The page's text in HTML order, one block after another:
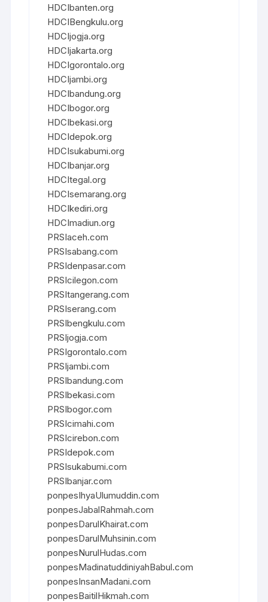
HDCIbanten.org
HDCIBengkulu.org
HDCIjogja.org
HDCIjakarta.org
HDCIgorontalo.org
HDCIjambi.org
HDCIbandung.org
HDCIbogor.org
HDCIbekasi.org
HDCIdepok.org
HDCIsukabumi.org
HDCIbanjar.org
HDCItegal.org
HDCIsemarang.org
HDCIkediri.org
HDCImadiun.org
PRSIaceh.com
PRSIsabang.com
PRSIdenpasar.com
PRSIcilegon.com
PRSItangerang.com
PRSIserang.com
PRSIbengkulu.com
PRSIjogja.com
PRSIgorontalo.com
PRSIjambi.com
PRSIbandung.com
PRSIbekasi.com
PRSIbogor.com
PRSIcimahi.com
PRSIcirebon.com
PRSIdepok.com
PRSIsukabumi.com
PRSIbanjar.com
ponpesIhyaUlumuddin.com
ponpesJabalRahmah.com
ponpesDarulKhairat.com
ponpesDarulMuhsinin.com
ponpesNurulHudas.com
ponpesMadinatuddiniyahBabul.com
ponpesInsanMadani.com
ponpesBaitilHikmah.com